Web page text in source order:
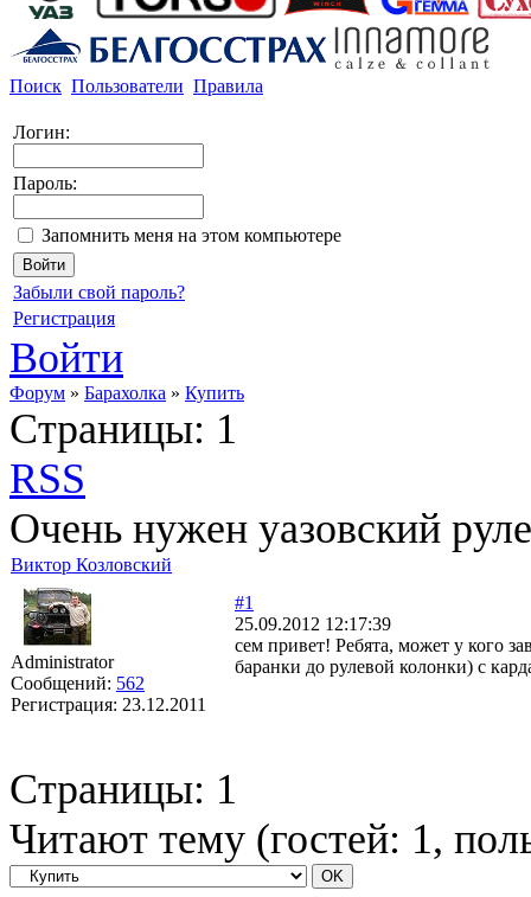
Поиск Пользователи Правила
Логин:
Пароль:
Запомнить меня на этом компьютере
Забыли свой пароль?
Регистрация
Войти
Форум » Барахолка » Купить
Страницы: 1
RSS
Очень нужен уазовский
Виктор Козловский
Administrator
Сообщений: 562
Регистрация: 23.12.2011
#1
25.09.2012 12:17:39
сем привет! Ребята, может у кого
баранки до рулевой колонки) с
Страницы: 1
Читают тему (гостей: 1,